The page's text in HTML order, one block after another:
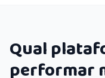
Qual
performar